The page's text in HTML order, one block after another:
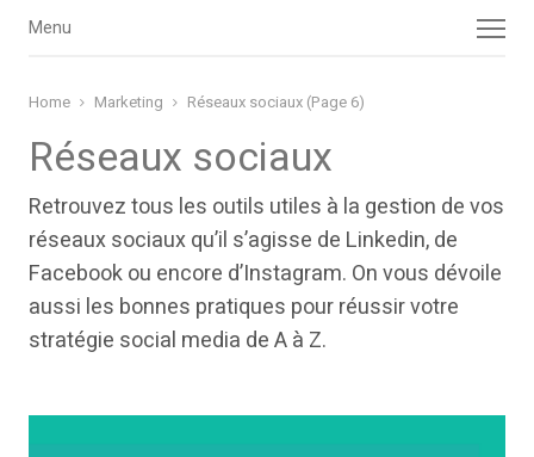
Menu
Menu
Home Marketing Réseaux sociaux (Page 6)
Réseaux sociaux
Retrouvez tous les outils utiles à la gestion de vos
réseaux sociaux qu’il s’agisse de Linkedin, de
Facebook ou encore d’Instagram. On vous dévoile
aussi les bonnes pratiques pour réussir votre
stratégie social media de A à Z.